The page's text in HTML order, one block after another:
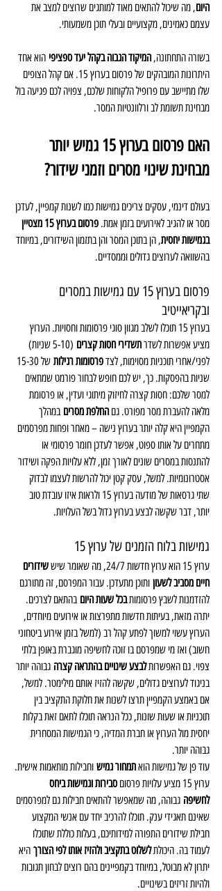
היום, מה שיכול להתאים מאוד למותגים שרוצים למצב את
עצמם כאמינים, מקצועיים ובעלי תוכן משמעותי.
בשורה התחתונה, המיקוד הגבוה בקהל יעד ספציפי הוא אחד
היתרונות המובהקים של פרסום בערוץ 15. אם קהל הצופים
שלו מתיישב עם פרופיל הלקוחות שלכם, צפויה לכם פגיעה בול
מבחינת תשומת לב ורלוונטיות המסר.
האם פרסום בערוץ 15 גמיש יותר
מבחינת שינוי מסרים וזמני שידור?
בעולם דינמי, עסקים צריכים גמישות כמו לשנות קמפיין, לעדכן
מסר או להגיב לאירועים בזמן אמת.
פרסום בערוץ 15 מצטיין
בגמישות יחסית, הן בתוכן המסר והן בתזמון השידורים, במיוחד
בהשוואה לערוצים גדולים וממסדיים.
פרסום בערוץ 15 עם גמישות במסרים
ובקריאייטיב
בערוץ 15 תוכלו לשלב מגוון סוגי פרסומות וחסויות. הערוץ
מציע אפשרות לשדר תשדירי חסות קצרים
(5-10 שניות)
לפני/אחרי תוכניות מסוימות, לצד פרסומות רגילות
שניות בהפסקות. כך, יש לכם חופש לבחור פורמט שמתאים
למסר שלכם: חסות קצרה לחיזוק מיתוגי ועדין, או פרסומת
מלאה להעברת מסר מפורט. גם החלפת מסרים במהלך
הקמפיין היא קלה יותר בערוץ נישה – מאחר ופחות מפרסמים
מתחרים על אותו ספוט, אפשר לעדכן חומר פרסומי או
להתנסות במסרים שונים לאורך זמן, ללא עלויות הפקה ושידור
אסטרונומיות. למשל, עסק קטן יכול להרשות לעצמו לבדוק
שתי גרסאות של מודעה בערוץ 15 ולראות איזו עובדת טוב
יותר, דבר שקשה לבצע בערוץ גדול בשל העלויות.
גמישות בלוח הזמנים של ערוץ 15
ערוץ 15 הוא ערוץ חדשות 24/7, מה שאומר שיש
שידורים
חיים מסביב לשעון ותוכן מתעדכן. עבור המפרסם, זה מתורגם
להזדמנות לשבץ פרסומות בכל שעות היום בהתאם לצרכים.
יתרה מזאת, בעיתות חדשות מתפרצות או אירועים מיוחדים,
הערוץ עשוי למשוך לפתע קהל רב (למשל בזמן אירוע ביטחוני
חשוב) ואז מי שמפרסם בו זוכה לחשיפה מוגברת באופן בלתי
צפוי. גם האפשרות לבצע שינויים בהתראה קצרה גבוהה יותר
בניגוד לערוצים גדולים, שקשה להזיז אותם מילימטר. למשל,
אם באמצע הקמפיין תרצו לשנות את חלוקת התקציב בין
תוכניות או שעות שונות, ככל הנראה תוכלו לתאם זאת בקלות
יחסית מול הערוץ או חברת המדיה, כי הגמישות המסחרית
גבוהה יותר.
עוד פן של גמישות הוא תמחור גמיש וחבילות מותאמות אישית.
ערוץ 15 מציע עלויות פרסום
סבירות וגמישות ביחס
לחשיפה גבוהה, מה שמאפשר להתאים חבילות גם למפרסמים
שאינם תאגידי ענק. תוכלו להרכיב יחד עם אנשי המקצוע
חבילת שידורים התפורה למידותיכם, בעלות כוללת שתוכלו
לעמוד בה. היכולת לשלוט בתקציב ולהזיז אותו לפי הצורך היא
יתרון לא מבוטל, במיוחד בקמפיינים בהם רוצים לבחון תגובות
ולהיות זריזים בשינויים.